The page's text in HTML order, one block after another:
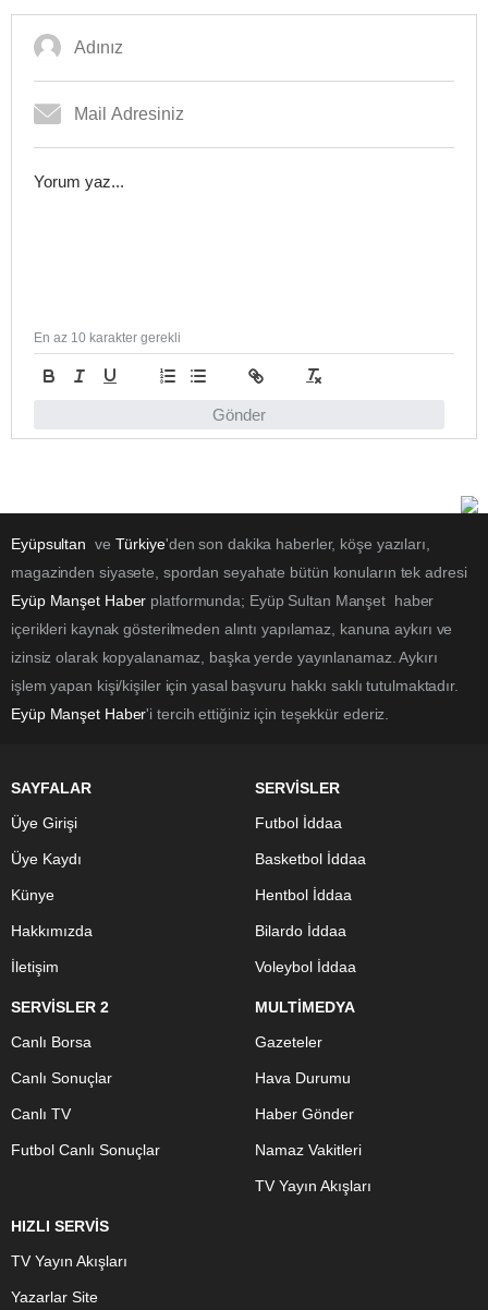
Gönder
En az 10 karakter gerekli
Eyüpsultan ve Türkiye'den son dakika haberler, köşe yazıları,
magazinden siyasete, spordan seyahate bütün konuların tek adresi
Eyüp Manşet Haber platformunda; Eyüp Sultan Manşet haber
içerikleri kaynak gösterilmeden alıntı yapılamaz, kanuna aykırı ve
izinsiz olarak kopyalanamaz, başka yerde yayınlanamaz. Aykırı
işlem yapan kişi/kişiler için yasal başvuru hakkı saklı tutulmaktadır.
Eyüp Manşet Haber'i tercih ettiğiniz için teşekkür ederiz.
SAYFALAR
Üye Girişi
Üye Kaydı
Künye
Hakkımızda
İletişim
SERVİSLER
Futbol İddaa
Basketbol İddaa
Hentbol İddaa
Bilardo İddaa
Voleybol İddaa
SERVİSLER 2
Canlı Borsa
Canlı Sonuçlar
Canlı TV
Futbol Canlı Sonuçlar
MULTİMEDYA
Gazeteler
Hava Durumu
Haber Gönder
Namaz Vakitleri
TV Yayın Akışları
HIZLI SERVİS
TV Yayın Akışları
Yazarlar Site